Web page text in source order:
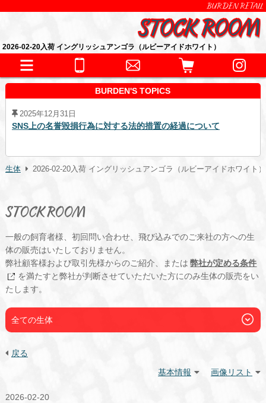
BURDEN RETAIL
2026-02-20入荷 イングリッシュアンゴラ（ルビーアイドホワイト）
BURDEN'S TOPICS
2025年12月31日
SNS上の名誉毀損行為に対する法的措置の経過について
生体 2026-02-20入荷 イングリッシュアンゴラ（ルビーアイドホワイト）
STOCK ROOM
一般の飼育者様、初回問い合わせ、飛び込みでのご来社の方への生
体の販売はいたしておりません。
弊社顧客様および取引先様からのご紹介、または 弊社が定める条件
を満たすと弊社が判断させていただいた方にのみ生体の販売をい
たします。
全ての生体
戻る
基本情報
画像リスト
2026-02-20